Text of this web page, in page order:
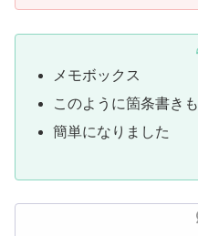
メモボックス
このように箇条書きも
簡単になりました